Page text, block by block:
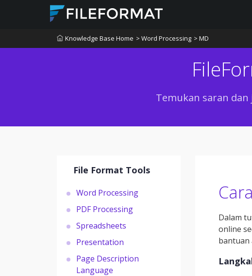
Knowledge Base Home > Word Processing > MD
Temukan saran
File Format Tools
Word Processing
PDF Processing
Spreadsheets
Presentation
Page Description
Language
Dalam
online
bantuan